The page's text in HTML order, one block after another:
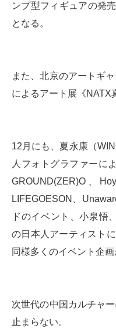
ンプ型フィギュアの発
となる。
また、北京のアートギ
によるアート展《NATX
12月にも、夏永康（
人フォトグラファーに
GROUND(ZER)O、
LIFEGOESON、
ドのイベント、小泉悟
の日本人アーティスト
同様多くのイベント企画
次世代の中国カルチャ
止まらない。